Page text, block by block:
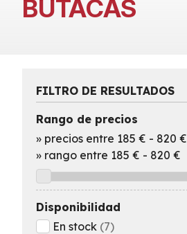
BUTACAS
FILTRO DE RESULTADOS
Rango de precios
» precios entre 185 € - 820 €
» rango entre 185 € - 820 €
Disponibilidad
En stock (7)